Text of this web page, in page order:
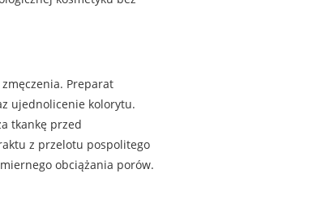
Preparat
ujednolicenie kolorytu.
tkankę przed
z przelotu pospolitego
obciążania porów.